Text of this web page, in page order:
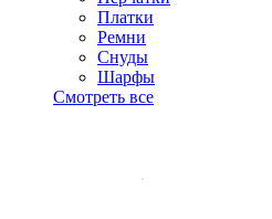
Платки
Ремни
Снуды
Шарфы
Смотреть все